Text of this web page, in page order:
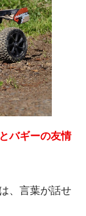
バギーの友情
、言葉が話せ